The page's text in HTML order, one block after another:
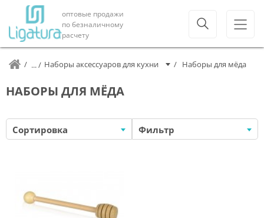
оптовые продажи
по безналичному
расчету
Наборы аксессуаров для кухни Наборы для мёда
НАБОРЫ ДЛЯ МЁДА
Сортировка Фильтр